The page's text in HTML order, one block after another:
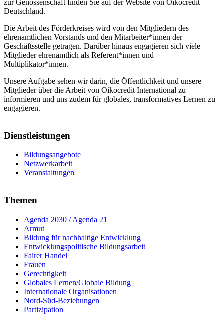
zur Genossenschaft finden Sie auf der Website von Oikocredit
Deutschland.
Die Arbeit des Förderkreises wird von den Mitgliedern des
ehrenamtlichen Vorstands und den Mitarbeiter*innen der
Geschäftsstelle getragen. Darüber hinaus engagieren sich viele
Mitglieder ehrenamtlich als Referent*innen und
Multiplikator*innen.
Unsere Aufgabe sehen wir darin, die Öffentlichkeit und unsere
Mitglieder über die Arbeit von Oikocredit International zu
informieren und uns zudem für globales, transformatives Lernen zu
engagieren.
Dienstleistungen
Bildungsangebote
Netzwerkarbeit
Veranstaltungen
Themen
Agenda 2030 / Agenda 21
Armut
Bildung für nachhaltige Entwicklung
Entwicklungspolitische Bildungsarbeit
Fairer Handel
Frauen
Gerechtigkeit
Globales Lernen/Globale Bildung
Internationale Organisationen
Nord-Süd-Beziehungen
Partizipation